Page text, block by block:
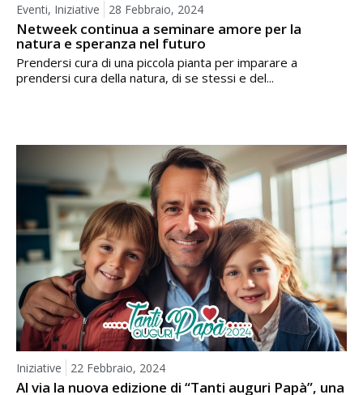
Eventi, Iniziative 28 Febbraio, 2024
Netweek continua a seminare amore per la
natura e speranza nel futuro
Prendersi cura di una piccola pianta per imparare a
prendersi cura della natura, di se stessi e del...
Iniziative 22 Febbraio, 2024
Al via la nuova edizione di “Tanti auguri Papà”, una